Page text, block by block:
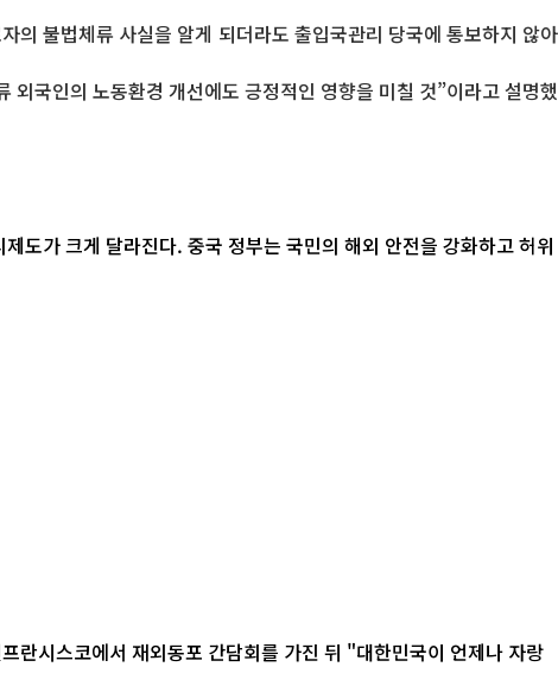
불법체류 사실을 알게 되더라도 출입국관리 당국에 통보하지 않아
국인의 노동환경 개선에도 긍정적인 영향을 미칠 것”이라고 설명했